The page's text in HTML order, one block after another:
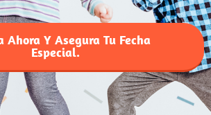
Ahora Y Asegura Tu Fecha
Especial.